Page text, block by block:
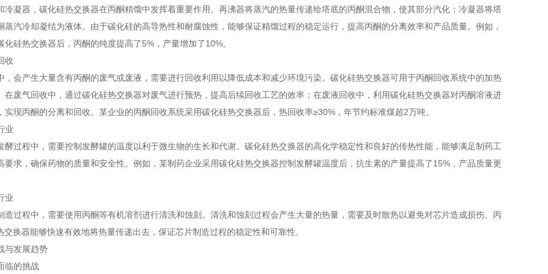
冷凝器，碳化硅热交换器在丙酮精馏中发挥着重要作用。再沸器将蒸汽的热量传递给塔底的丙酮混合物，使其部分汽化；冷凝器将塔
蒸汽冷却凝结为液体。由于碳化硅的高导热性和耐腐蚀性，能够保证精馏过程的稳定运行，提高丙酮的分离效率和产品质量。例如，
化硅热交换器后，丙酮的纯度提高了5%，产量增加了10%。
收
，会产生大量含有丙酮的废气或废液，需要进行回收利用以降低成本和减少环境污染。碳化硅热交换器可用于丙酮回收系统中的加热
在废气回收中，通过碳化硅热交换器对废气进行预热，提高后续回收工艺的效率；在废液回收中，利用碳化硅热交换器对丙酮溶液进
实现丙酮的分离和回收。某企业的丙酮回收系统采用碳化硅热交换器后，热回收率≥30%，年节约标准煤超2万吨。
业
酵过程中，需要控制发酵罐的温度以利于微生物的生长和代谢。碳化硅热交换器的高化学稳定性和良好的传热性能，能够满足制药工
要求，确保药物的质量和安全性。例如，某制药企业采用碳化硅热交换器控制发酵罐温度后，抗生素的产量提高了15%，产品质量更
业
造过程中，需要使用丙酮等有机溶剂进行清洗和蚀刻。清洗和蚀刻过程会产生大量的热量，需要及时散热以避免对芯片造成损伤。丙
交换器能够快速有效地将热量传递出去，保证芯片制造过程的稳定性和可靠性。
与发展趋势
临的挑战